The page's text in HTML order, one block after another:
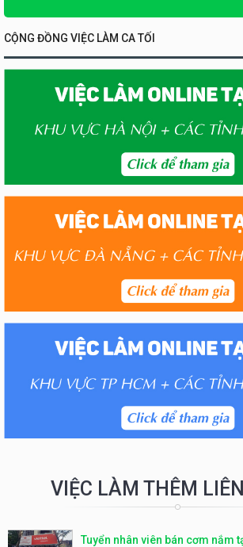
CỘNG ĐỒNG VIỆC LÀM CA TỐI
VIỆC LÀM THÊM
Tuyển nhân viên bán cơm nắm